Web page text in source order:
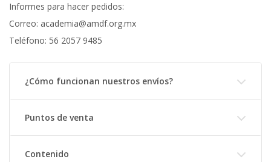
Informes para hacer pedidos:
Correo: academia@amdf.org.mx
Teléfono: 56 2057 9485
¿Cómo funcionan nuestros envíos?
Puntos de venta
Contenido